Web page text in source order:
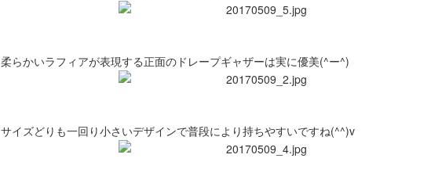
柔らかいラフィアが表現する正面のドレープギャザーは実に優美(^ー^)
サイズどりも一回り小さいデザインで普段により持ちやすいですね(^^)v